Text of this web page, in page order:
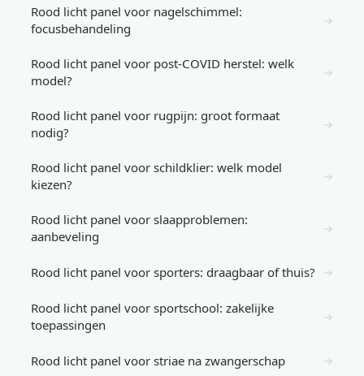
Rood licht panel voor nagelschimmel:
focusbehandeling
→
Rood licht panel voor post-COVID herstel: welk
model?
→
Rood licht panel voor rugpijn: groot formaat
nodig?
→
Rood licht panel voor schildklier: welk model
kiezen?
→
Rood licht panel voor slaapproblemen:
aanbeveling
→
Rood licht panel voor sporters: draagbaar of thuis? →
Rood licht panel voor sportschool: zakelijke
toepassingen
→
Rood licht panel voor striae na zwangerschap →